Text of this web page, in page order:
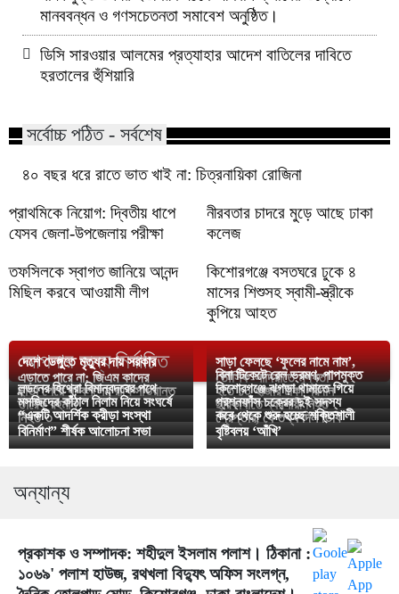
মানববন্ধন ও গণসচেতনতা সমাবেশ অনুষ্ঠিত।
ডিসি সারওয়ার আলমের প্রত্যাহার আদেশ বাতিলের দাবিতে
হরতালের হুঁশিয়ারি
সর্বোচ্চ পঠিত - সর্বশেষ
৪০ বছর ধরে রাতে ভাত খাই না: চিত্রনায়িকা রোজিনা
প্রাথমিকে নিয়োগ: দ্বিতীয় ধাপে
যেসব জেলা-উপজেলায় পরীক্ষা
নীরবতার চাদরে মুড়ে আছে ঢাকা
কলেজ
তফসিলকে স্বাগত জানিয়ে আনন্দ
মিছিল করবে আওয়ামী লীগ
কিশোরগঞ্জে বসতঘরে ঢুকে ৪
মাসের শিশুসহ স্বামী-স্ত্রীকে
কুপিয়ে আহত
আপনার জন্য নির্বাচিত
দেশে ডেঙ্গুতে মৃত্যুর দায় সরকার
এড়াতে পারে না: জিএম কাদের
সাড়া ফেলছে ‘ফুলের নামে নাম’,
তৌসিফ-সাদিয়াতে মুগ্ধতা
ছাড়া পেয়ে যা বললেন রাখি সাওয়ান্ত
বিনা টিকেটে রেল ভ্রমণ, পাপমুক্ত
হতে ১০ হাজার টাকা প্রদান
লন্ডনের হিথ্রো বিমানবন্দরের পথে
তারেক রহমান
কিশোরগঞ্জে ঝগড়া থামাতে গিয়ে
ছুরিকাঘাতে ব্যবসায়ী নিহত
মসজিদের কাঁঠাল নিলাম নিয়ে সংঘর্ষে
নিহত ৩
প্রশ্নফাঁস চক্রের দুই সদস্য
গ্রেপ্তার, যে তথ্য দিল ডিবি
“একটি আদর্শিক ক্রীড়া সংস্থা
বিনির্মাণ” শীর্ষক আলোচনা সভা
কবে থেকে শুরু হচ্ছে শক্তিশালী
বৃষ্টিবলয় ‘আঁখি’
অন্যান্য
প্রকাশক ও সম্পাদক: শহীদুল ইসলাম পলাশ। ঠিকানা :
১০৬৯' পলাশ হাউজ, রথখলা বিদ্যুৎ অফিস সংলগ্ন,